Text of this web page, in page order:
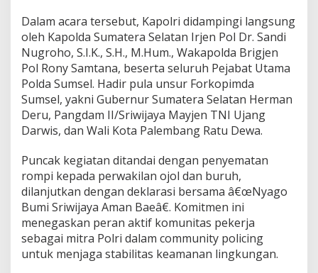
e
r
k
u
a
t
S
i
n
g
i
J
a
a
K
a
Dalam acara tersebut, Kapolri didampingi langsung
oleh Kapolda Sumatera Selatan Irjen Pol Dr. Sandi
Nugroho, S.I.K., S.H., M.Hum., Wakapolda Brigjen
Pol Rony Samtana, beserta seluruh Pejabat Utama
Polda Sumsel. Hadir pula unsur Forkopimda
Sumsel, yakni Gubernur Sumatera Selatan Herman
Deru, Pangdam II/Sriwijaya Mayjen TNI Ujang
Darwis, dan Wali Kota Palembang Ratu Dewa.
Puncak kegiatan ditandai dengan penyematan
rompi kepada perwakilan ojol dan buruh,
dilanjutkan dengan deklarasi bersama â€œNyago
Bumi Sriwijaya Aman Baeâ€. Komitmen ini
menegaskan peran aktif komunitas pekerja
sebagai mitra Polri dalam community policing
untuk menjaga stabilitas keamanan lingkungan.